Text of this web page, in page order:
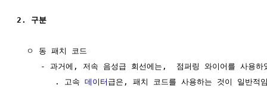
2. 구분
  ㅇ 동 패치 코드
- 과거에, 저속 음성급 회선에는,  점퍼링 와이어를 사용하
        . 고속
데이터 급은, 패치 코드를 사용하는 것이 일반적